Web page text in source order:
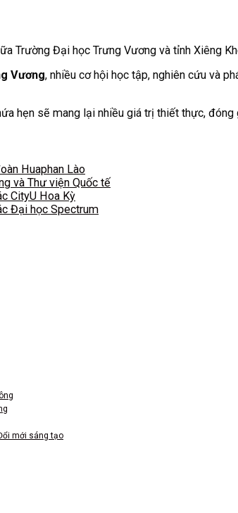
Trường Đại học Trưng Vương và tỉnh Xiêng
Vương, nhiều cơ hội học tập, nghiên cứu và
hẹn sẽ mang lại nhiều giá trị thiết thực,
Huaphan Lào
và Thư viện Quốc tế
CityU Hoa Kỳ
Đại học Spectrum
mới sáng tạo